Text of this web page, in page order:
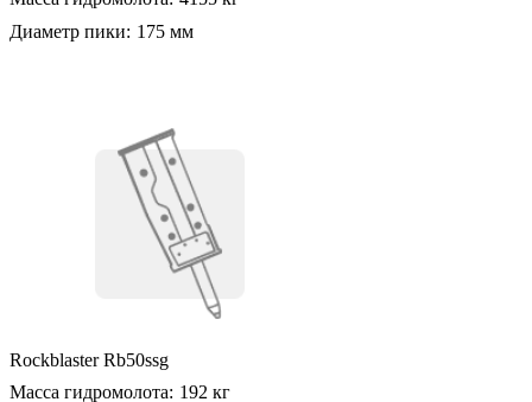
Диаметр пики: 175 мм
Rockblaster Rb50ssg
Масса гидромолота: 192 кг